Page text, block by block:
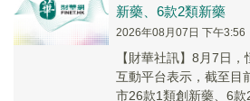
新藥、6款2類新藥
2026年08月07日 下午3:56
【財華社訊】8月7日
互動平台表示，截至目
市26款1類創新藥、6款